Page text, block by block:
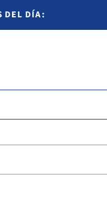
DEL DÍA: